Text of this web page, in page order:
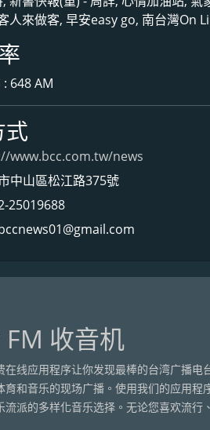
人來做客, 早安easy go, 南台灣On
: 648 AM
式
www.bcc.com.tw/news
中山區松江路375號
25019688
FM 收音机
在线应用程序让你发现最棒的台湾广播
育和音乐的现场广播。使用我们的应用
流派的多样化音乐选择。无论您喜欢流行